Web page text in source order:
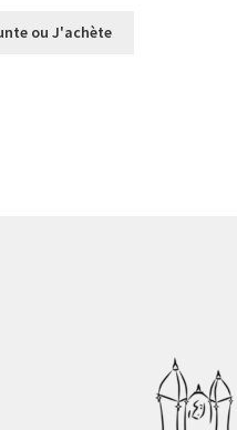
prix :
ou J'achète